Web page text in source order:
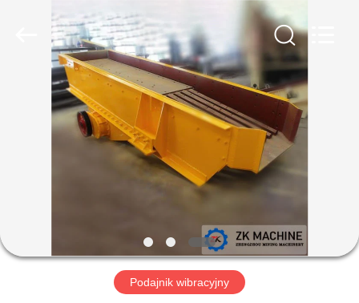
DOM
PRODUKTY
POKAZ
VR
Podajnik wibracyjny